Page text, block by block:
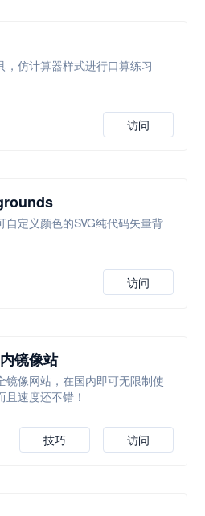
，仿计算器样式进行口算练习
访问
自定义颜色的SVG纯代码矢量背
访问
镜像站
镜像网站，在国内即可无限制使
且速度还不错！
访问
技巧